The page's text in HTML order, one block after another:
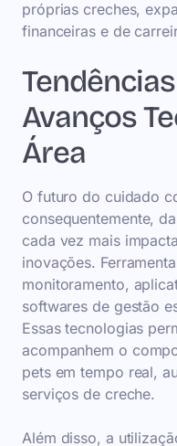
próprias creches,
financeiras e de
Avanços
Área
O futuro do cuidado
consequentemente,
cada vez mais
inovações.
monitoramento,
softwares de gestão
Essas tecnologias
acompanhem o
pets em tempo real,
serviços de creche.
Além disso, a